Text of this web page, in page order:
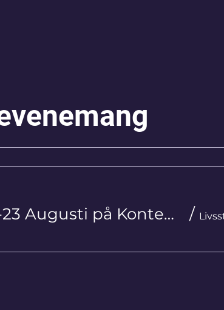
Livsstegen Retreat 21-23 Augusti på Kontempel /